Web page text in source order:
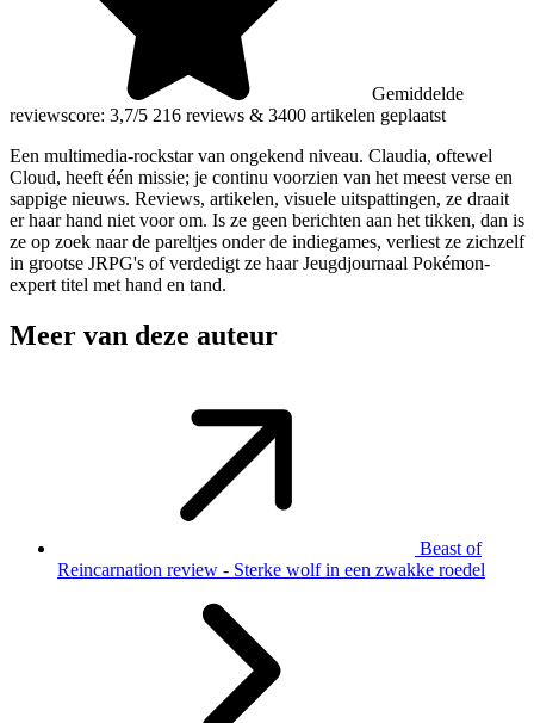
Gemiddelde
reviewscore: 3,7/5 216 reviews & 3400 artikelen geplaatst
Een multimedia-rockstar van ongekend niveau. Claudia, oftewel
Cloud, heeft één missie; je continu voorzien van het meest verse en
sappige nieuws. Reviews, artikelen, visuele uitspattingen, ze draait
er haar hand niet voor om. Is ze geen berichten aan het tikken, dan is
ze op zoek naar de pareltjes onder de indiegames, verliest ze zichzelf
in grootse JRPG's of verdedigt ze haar Jeugdjournaal Pokémon-
expert titel met hand en tand.
Meer van deze auteur
Beast of
Reincarnation review - Sterke wolf in een zwakke roedel